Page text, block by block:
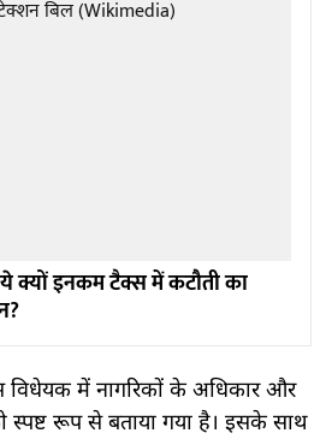
क्यों इनकम टैक्स में कटौती का
विधेयक में नागरिकों के अधिकार और
स्पष्ट रूप से बताया गया है। इसके साथ